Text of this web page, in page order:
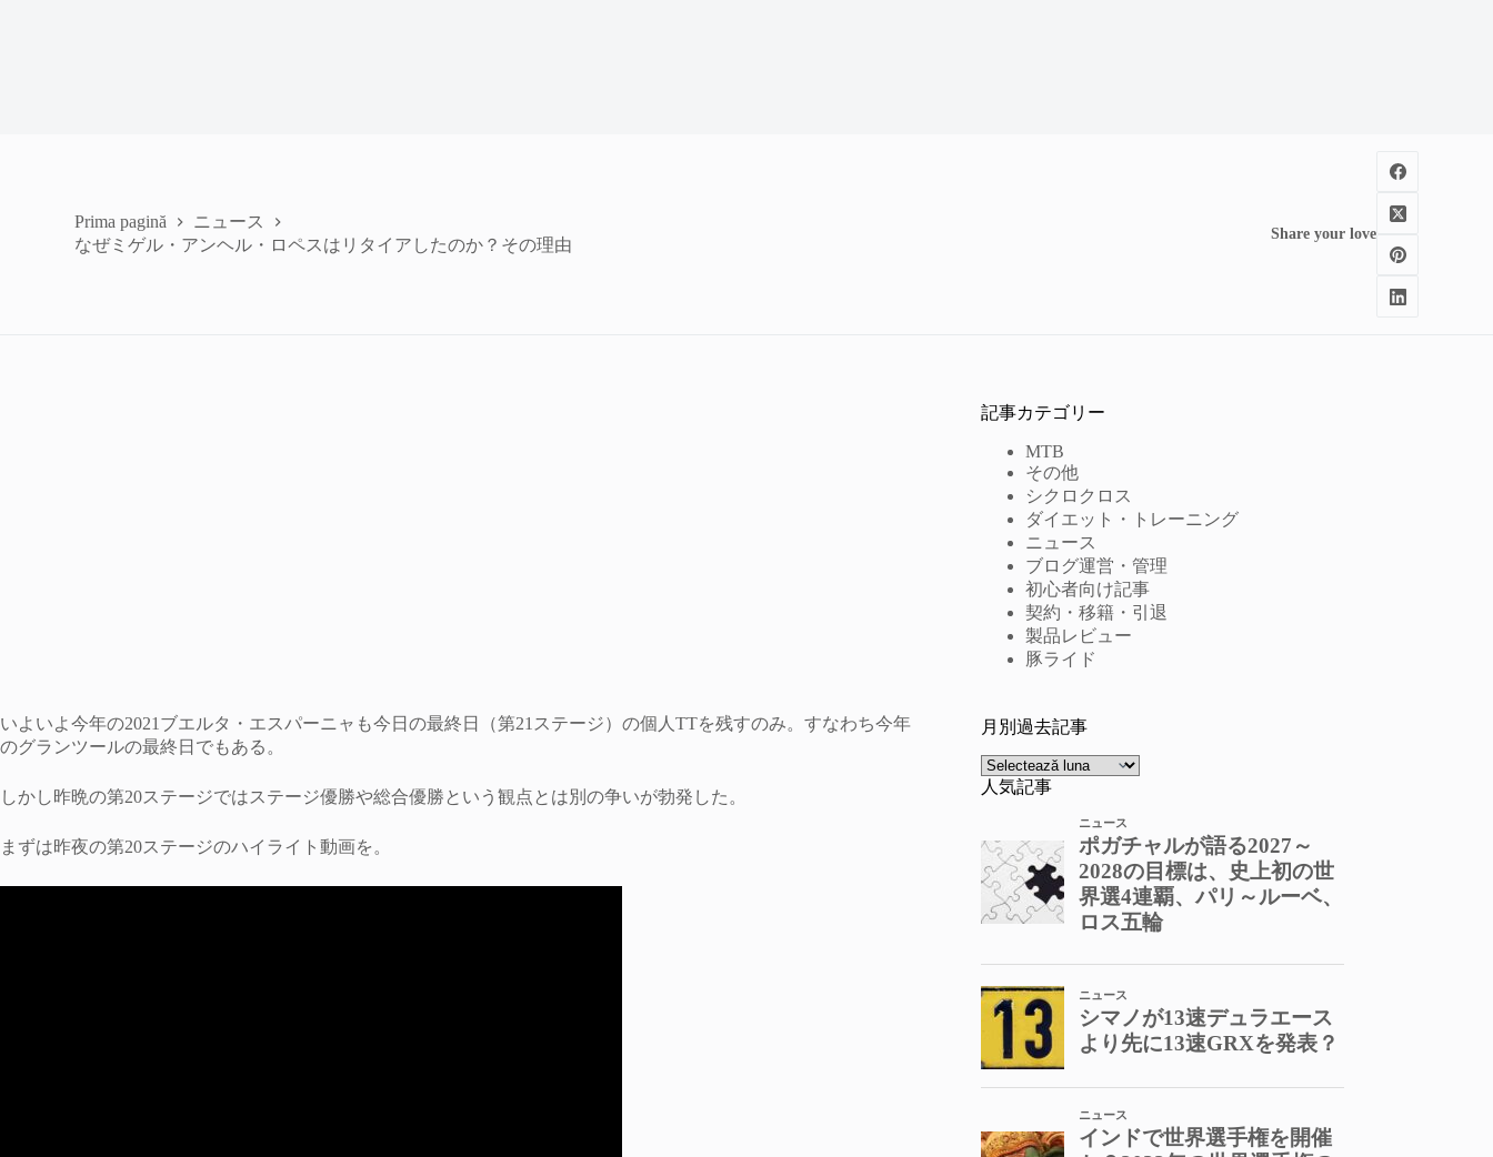
Prima pagină
ニュース
なぜミゲル・アンヘル・ロペスはリタイアしたのか？その理由
Share your love
いよいよ今年の2021ブエルタ・エスパーニャも今日の最終日（第21ステージ）の個人TTを残すのみ。すなわち今年
のグランツールの最終日でもある。
しかし昨晩の第20ステージではステージ優勝や総合優勝という観点とは別の争いが勃発した。
まずは昨夜の第20ステージのハイライト動画を。
記事カテゴリー
MTB
その他
シクロクロス
ダイエット・トレーニング
ニュース
ブログ運営・管理
初心者向け記事
契約・移籍・引退
製品レビュー
豚ライド
月別過去記事
Arhive
人気記事